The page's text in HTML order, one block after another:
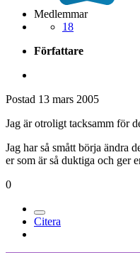
Medlemmar
18
Författare
Postad 13 mars 2005
Jag är otroligt tacksamm för
Jag har så smått börja ändra
er som är så duktiga och ger
0
Citera